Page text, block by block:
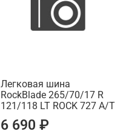
Легковая шина
RockBlade 265/70/17 R
121/118 LT ROCK 727 A/T
6 690 ₽